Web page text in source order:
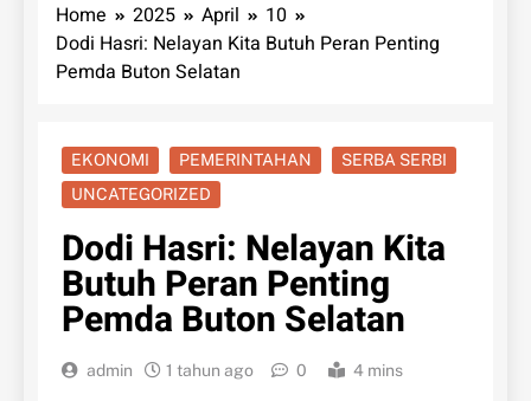
Home 2025 April
10
Dodi Hasri: Nelayan Kita Butuh Peran Penting
Pemda Buton Selatan
EKONOMI PEMERINTAHAN
SERBA SERBI
UNCATEGORIZED
Dodi Hasri: Nelayan Kita
Butuh Peran Penting
Pemda Buton Selatan
admin 1 tahun ago 0 4 mins